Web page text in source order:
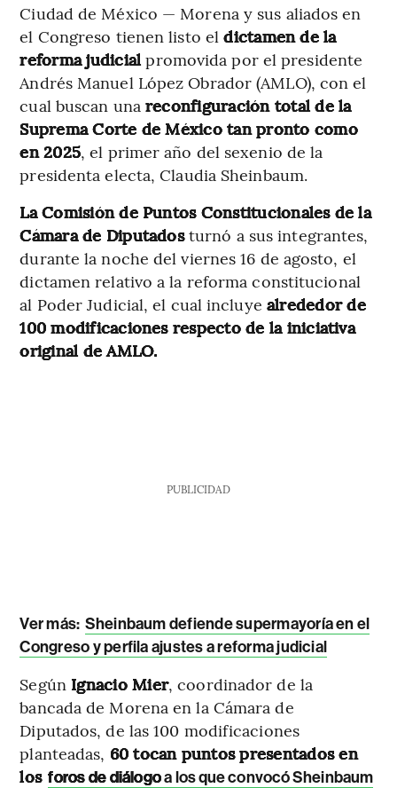
Ciudad de México — Morena y sus aliados en
el Congreso tienen listo el dictamen de la
reforma judicialpromovida por el presidente
Andrés Manuel López Obrador (AMLO), con el
cual buscan una reconfiguración total de la
Suprema Corte de México tan pronto como
en 2025, el primer año del sexenio de la
presidenta electa, Claudia Sheinbaum.
La Comisión de Puntos Constitucionales de la
Cámara de Diputadosturnó a sus integrantes,
durante la noche del viernes 16 de agosto, el
dictamen relativo a la reforma constitucional
al Poder Judicial, el cual incluye alrededor de
100 modificaciones respecto de la iniciativa
original de AMLO.
PUBLICIDAD
Ver más: Sheinbaum defiende supermayoría en el
Congreso y perfila ajustes a reforma judicial
Según Ignacio Mier, coordinador de la
bancada de Morena en la Cámara de
Diputados, de las 100 modificaciones
planteadas, 60 tocan puntos presentados en
los foros de diálogoa los que convocó Sheinbaum